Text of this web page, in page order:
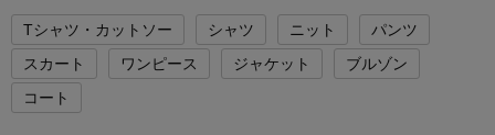
Tシャツ・カットソー シャツ ニット
パンツ
スカート
ワンピース ジャケット
ブルゾン
コート